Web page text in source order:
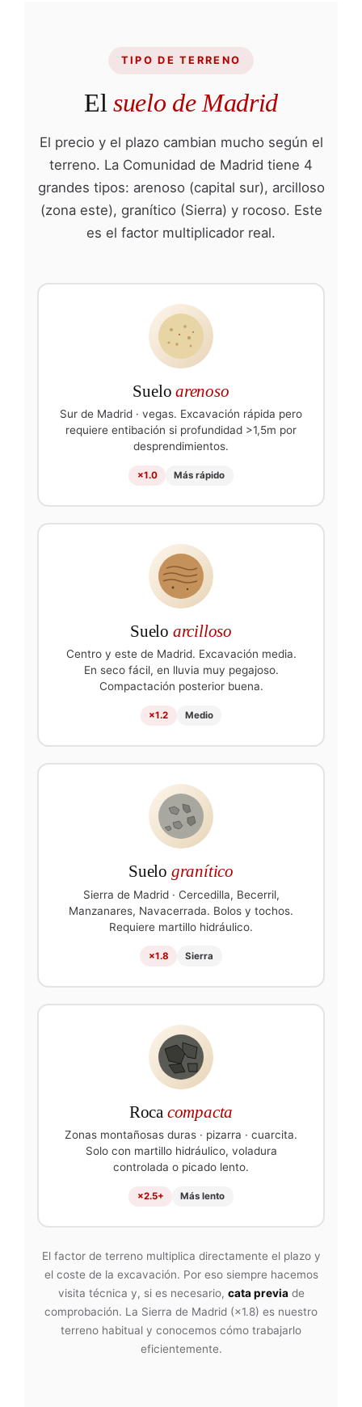
TIPO DE TERRENO
El suelo de Madrid
El precio y el plazo cambian mucho según el
terreno. La Comunidad de Madrid tiene 4
grandes tipos: arenoso (capital sur), arcilloso
(zona este), granítico (Sierra) y rocoso. Este
es el factor multiplicador real.
Sueloarenoso
Sur de Madrid · vegas. Excavación rápida pero
requiere entibación si profundidad >1,5m por
desprendimientos.
×1.0 Más rápido
Suelo arcilloso
Centro y este de Madrid. Excavación media.
En seco fácil, en lluvia muy pegajoso.
Compactación posterior buena.
×1.2 Medio
Suelo granítico
Sierra de Madrid · Cercedilla, Becerril,
Manzanares, Navacerrada. Bolos y tochos.
Requiere martillo hidráulico.
×1.8 Sierra
Roca compacta
Zonas montañosas duras · pizarra · cuarcita.
Solo con martillo hidráulico, voladura
controlada o picado lento.
×2.5+ Más lento
El factor de terreno multiplica directamente el plazo y
el coste de la excavación. Por eso siempre hacemos
visita técnica y, si es necesario, cata previa de
comprobación. La Sierra de Madrid (×1.8) es nuestro
terreno habitual y conocemos cómo trabajarlo
eficientemente.